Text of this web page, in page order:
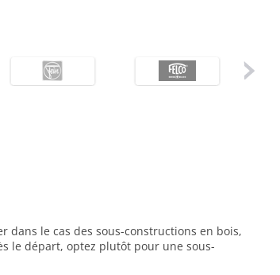
le cas des sous-constructions en bois,
le départ, optez plutôt pour une sous-